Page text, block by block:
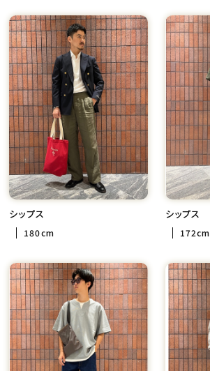
シップス
180cm
シップス
172cm